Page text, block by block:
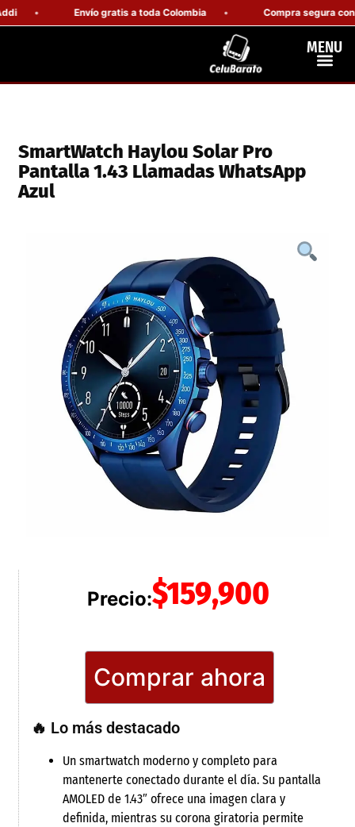
Envío gratis a toda Colombia Compra segura con
MENU
SmartWatch Haylou Solar Pro
Pantalla 1.43 Llamadas WhatsApp
Azul
Precio:$159,900
Comprar ahora
🔥 Lo más destacado
Un smartwatch moderno y completo para
mantenerte conectado durante el día. Su pantalla
AMOLED de 1.43″ ofrece una imagen clara y
definida, mientras su corona giratoria permite